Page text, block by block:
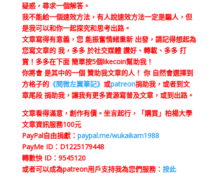
疑惑，尋求一個解答。
我不能給一個速效方法，有人說速效方法一定是騙人，但
是我可以和你一起探究和思考出路。
文章寫得有意義，您 能振奮情緒重新 出發，請記得想起為
您寫文章的 我，多多 於社交媒體 讚好、轉載、多多 打
賞！多多在下面 簡單按5個likecoin幫助我！
你將會 是其中的一個 贊助我文章的人！ 你 自然會選擇到
方格子的《閱微左翼筆記》 或patreon捐助我，或者到文
章尾段 捐助我，讓我有更多資源寫普及文章，或到出路。
文章看得滿意，創作有價。坐言起行，
「購買」柏楊大學
文章資訊服務100元
PayPal自由捐獻： paypal.me/wukaikam1988
PayMe ID：D1225179448
轉數快 ID：9545120
或者可以成為patreon用戶支持我為您們服務： 按此